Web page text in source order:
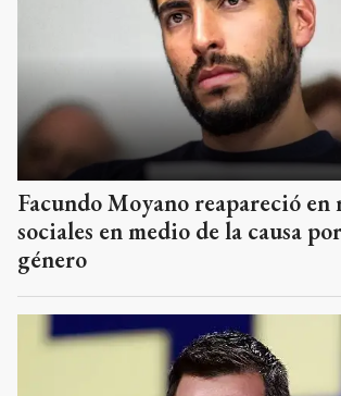
Facundo Moyano reapareció en
sociales en medio de la causa
género